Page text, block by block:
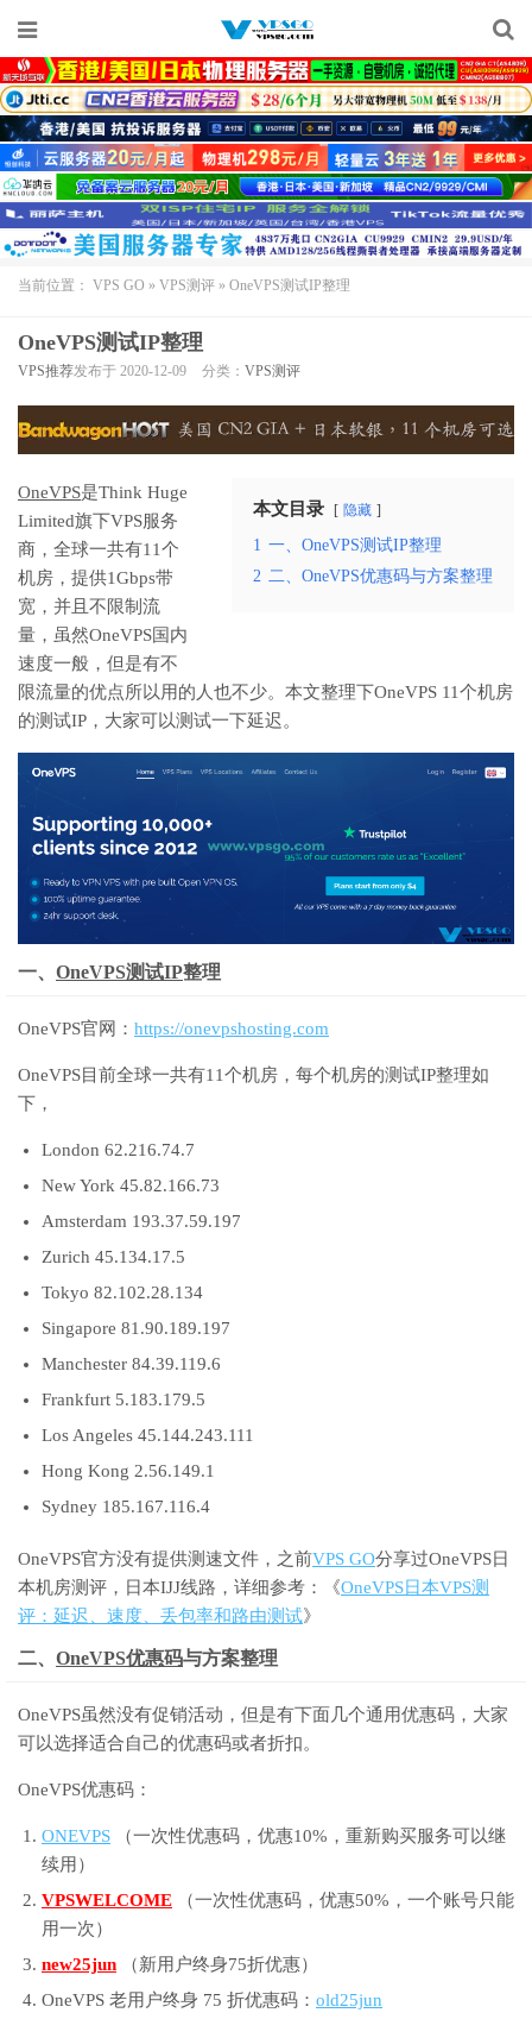
当前位置： VPS GO » VPS测评 » OneVPS测试IP整理
OneVPS测试IP整理
VPS推荐发布于 2020-12-09 分类： VPS测评
本文目录 隐藏
1 一、OneVPS测试IP整理
2 二、OneVPS优惠码与方案整理
OneVPS是Think Huge
Limited旗下VPS服务
商，全球一共有11个
机房，提供1Gbps带
宽，并且不限制流
量，虽然OneVPS国内
速度一般，但是有不
限流量的优点所以用的人也不少。本文整理下OneVPS 11个机房
的测试IP，大家可以测试一下延迟。
一、 OneVPS测试IP整理
OneVPS官网： https://onevpshosting.com
OneVPS目前全球一共有11个机房，每个机房的测试IP整理如
下，
London 62.216.74.7
New York 45.82.166.73
Amsterdam 193.37.59.197
Zurich 45.134.17.5
Tokyo 82.102.28.134
Singapore 81.90.189.197
Manchester 84.39.119.6
Frankfurt 5.183.179.5
Los Angeles 45.144.243.111
Hong Kong 2.56.149.1
Sydney 185.167.116.4
OneVPS官方没有提供测速文件，之前VPS GO分享过OneVPS日
本机房测评，日本IJJ线路，详细参考：《OneVPS日本VPS测
评：延迟、速度、丢包率和路由测试》
二、 OneVPS优惠码与方案整理
OneVPS虽然没有促销活动，但是有下面几个通用优惠码，大家
可以选择适合自己的优惠码或者折扣。
OneVPS优惠码：
ONEVPS （一次性优惠码，优惠10%，重新购买服务可以继
续用）
VPSWELCOME （一次性优惠码，优惠50%，一个账号只能
用一次）
new25jun （新用户终身75折优惠）
OneVPS 老用户终身 75 折优惠码： old25jun